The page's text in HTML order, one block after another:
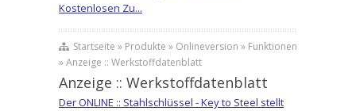
Kostenlosen Zu...
Startseite » Produkte » Onlineversion » Funktionen
» Anzeige :: Werkstoffdatenblatt
Anzeige :: Werkstoffdatenblatt
Der ONLINE :: Stahlschlüssel - Key to Steel stellt